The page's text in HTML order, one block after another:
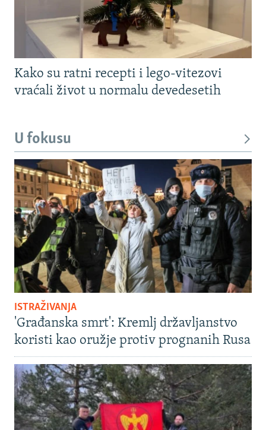
Kako su ratni recepti i lego-vitezovi
vraćali život u normalu devedesetih
U fokusu
ISTRAŽIVANJA
'Građanska smrt': Kremlj državljanstvo
koristi kao oružje protiv prognanih Rusa